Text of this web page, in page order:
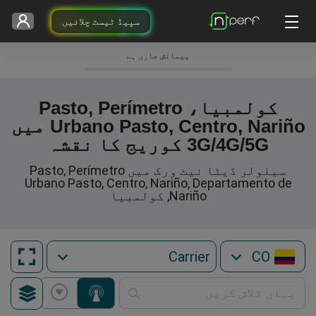
سپیڈ ٹیسٹ چلائیں
پیمائش جاری ہے
کولمبیا، Pasto, Perímetro
Urbano Pasto, Centro, Nariño میں
3G/4G/5G کوریج کا نقشہ
سیلولر ڈیٹا نیٹ ورک میں Pasto, Perímetro
Urbano Pasto, Centro, Nariño, Departamento de
Nariño, کولمبیا
CO